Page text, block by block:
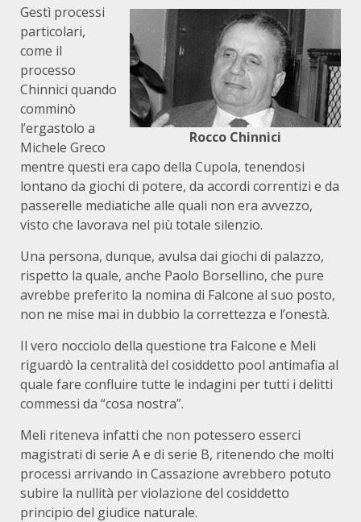
Rocco Chinnici
Gestì processi
particolari,
come il
processo
Chinnici quando
comminò
l’ergastolo a
Michele Greco
mentre questi era capo della Cupola, tenendosi
lontano da giochi di potere, da accordi correntizi e da
passerelle mediatiche alle quali non era avvezzo,
visto che lavorava nel più totale silenzio.
Una persona, dunque, avulsa dai giochi di palazzo,
rispetto la quale, anche Paolo Borsellino, che pure
avrebbe preferito la nomina di Falcone al suo posto,
non ne mise mai in dubbio la correttezza e l’onestà.
Il vero nocciolo della questione tra Falcone e Meli
riguardò la centralità del cosiddetto pool antimafia al
quale fare confluire tutte le indagini per tutti i delitti
commessi da “cosa nostra”.
Meli riteneva infatti che non potessero esserci
magistrati di serie A e di serie B, ritenendo che molti
processi arrivando in Cassazione avrebbero potuto
subire la nullità per violazione del cosiddetto
principio del giudice naturale.